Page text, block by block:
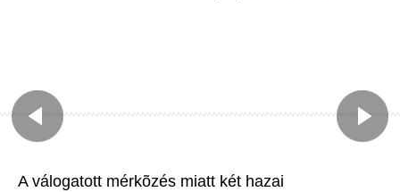
A válogatott mérkõzés miatt két hazai